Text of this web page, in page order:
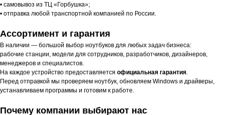
• самовывоз из ТЦ «Горбушка»;
• отправка любой транспортной компанией по России.
Ассортимент и гарантия
В наличии — большой выбор ноутбуков для любых задач бизнеса:
рабочие станции, модели для сотрудников, разработчиков, дизайнеров,
менеджеров и специалистов.
На каждое устройство предоставляется официальная гарантия.
Перед отправкой мы проверяем ноутбук, обновляем Windows и драйверы,
устанавливаем программы и готовим к работе.
Почему компании выбирают нас